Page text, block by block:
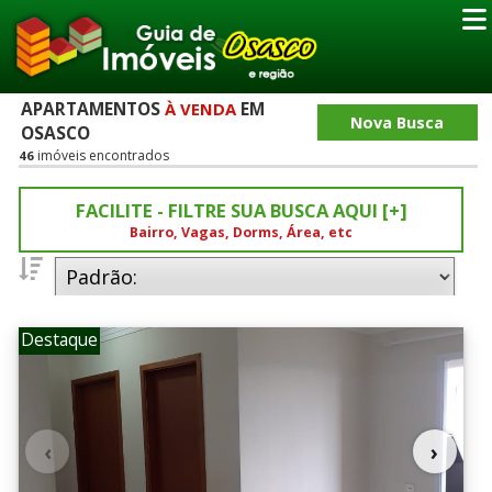
Nova Busca
APARTAMENTOS À VENDAEM
OSASCO
46 imóveis encontrados
FACILITE - FILTRE SUA BUSCA AQUI [+]
Bairro, Vagas, Dorms, Área, etc
1(1)
5 (1)
0(4)
4 (1)
‹ ›
Destaque